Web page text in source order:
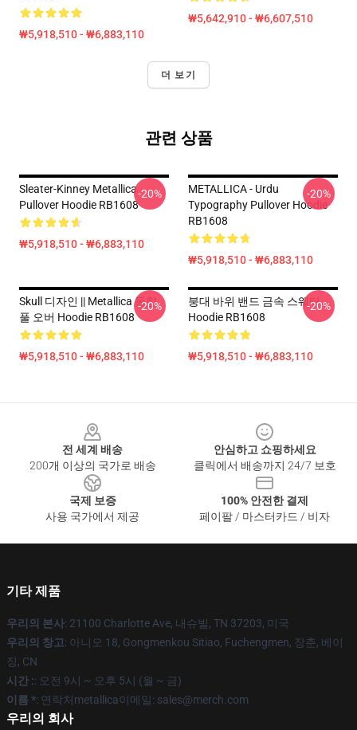
₩5,918,510 - ₩6,883,110
₩5,642,910 - ₩6,607,510
더 보기
관련 상품
Sleater-Kinney Metallica
Pullover Hoodie RB1608
₩5,918,510 - ₩6,883,110
-20%
METALLICA - Urdu
Typography Pullover Hoodie
RB1608
₩5,918,510 - ₩6,883,110
-20%
Skull 디자인 || Metallica 동향
풀 오버 Hoodie RB1608
₩5,918,510 - ₩6,883,110
-20%
붕대 바위 밴드 금속 스웨터
Hoodie RB1608
₩5,918,510 - ₩6,883,110
-20%
전 세계 배송
200개 이상의 국가로 배송
안심하고 쇼핑하세요
클릭에서 배송까지 24/7 보호
국제 보증
사용 국가에서 제공
100% 안전한 결제
페이팔 / 마스터카드 / 비자
기타 제품
우리의 본사: 21100 Charlotte Ave, 내슈빌, TN 37203, 미국
우리의 창고: 아니오 18, Gongmenkou Sitiao, Fuchengmen, 장춘, 베이
징, CN
시간 :: 오전 9시 ~ 오후 5시 (월 ~ 금)
이름 *: 연락처metallica이메일: sales@merch.com
우리의 회사